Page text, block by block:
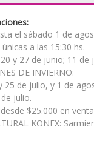
el sábado 1 de
a las 15:30 hs.
y 27 de junio; 11 de
DE INVIERNO:
25 de julio, y 1 de
julio.
$25.000 en
KONEX: